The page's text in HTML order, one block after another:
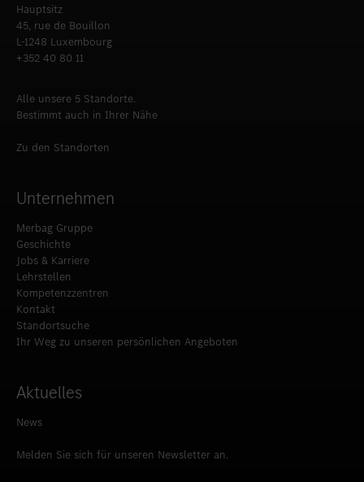
Hauptsitz
45, rue de Bouillon
L-1248 Luxembourg
+352 40 80 11
Alle unsere 5 Standorte.
Bestimmt auch in Ihrer Nähe
Zu den Standorten
Unternehmen
Merbag Gruppe
Geschichte
Jobs & Karriere
Lehrstellen
Kompetenzzentren
Kontakt
Standortsuche
Ihr Weg zu unseren persönlichen Angeboten
Aktuelles
News
Melden Sie sich für unseren Newsletter an.